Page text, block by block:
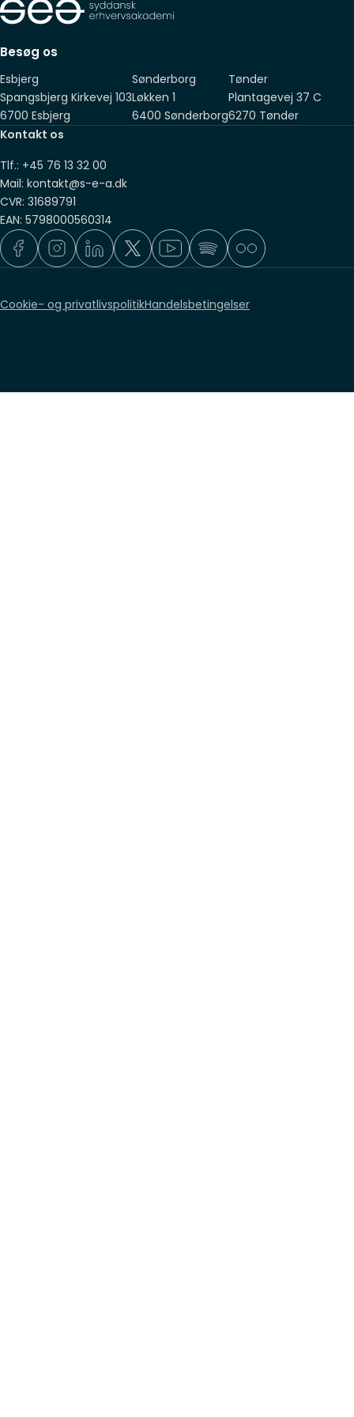
Suppleret med 2 års relevant erhvervserfaring, som du har
eksamen
Besøg os
Esbjerg
Spangsbjerg Kirkevej 103
6700 Esbjerg
Sønderborg
Løkken 1
6400 Sønderborg
Tønder
Plantagevej 37 C
6270 Tønder
Kontakt os
Tlf.: +45 76 13 32 00
Mail: kontakt@s-e-a.dk
CVR: 31689791
EAN: 5798000560314
Cookie- og privatlivspolitikHandelsbetingelser